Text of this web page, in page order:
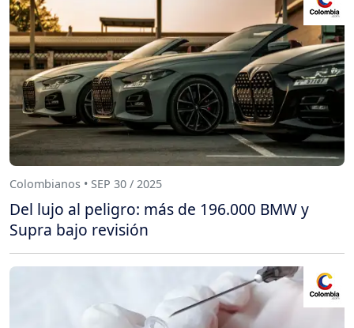
Colombianos • SEP 30 / 2025
Del lujo al peligro: más de 196.000 BMW y
Supra bajo revisión